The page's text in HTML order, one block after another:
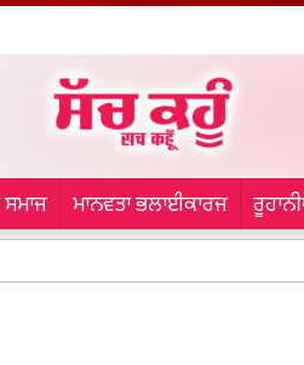
ਮਾਨਵਤਾ ਭਲਾਈਕਾਰਜ